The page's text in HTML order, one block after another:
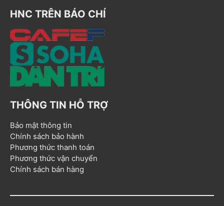
HNC TRÊN BÁO CHÍ
THÔNG TIN HỖ TRỢ
Bảo mật thông tin
Chính sách bảo hành
Phương thức thanh toán
Phương thức vận chuyển
Chính sách bán hàng